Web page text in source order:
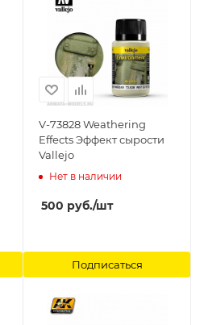
V-73828 Weathering
Effects Эффект сырости
Vallejo
Нет в наличии
500 руб./шт
Подписаться